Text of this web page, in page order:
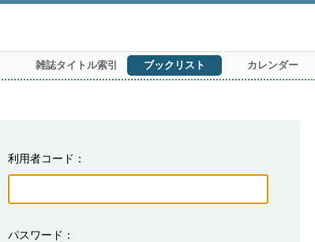
雑誌タイトル索引 ブックリスト カレンダー
利用者コード
パスワード